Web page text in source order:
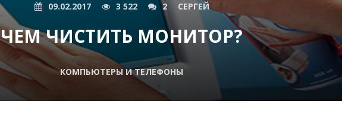
09.02.2017 3 522 2 СЕРГЕЙ
ЧЕМ ЧИСТИТЬ МОНИТОР?
КОМПЬЮТЕРЫ И ТЕЛЕФОНЫ